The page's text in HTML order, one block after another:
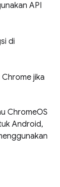
API
di
jika
ChromeOS
Android,